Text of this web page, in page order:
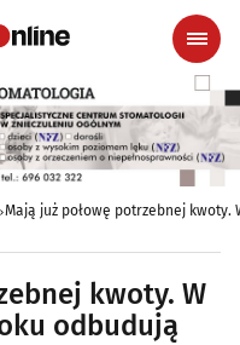
Mają już połowę potrzebnej kwoty.
kwoty. W
odbudują